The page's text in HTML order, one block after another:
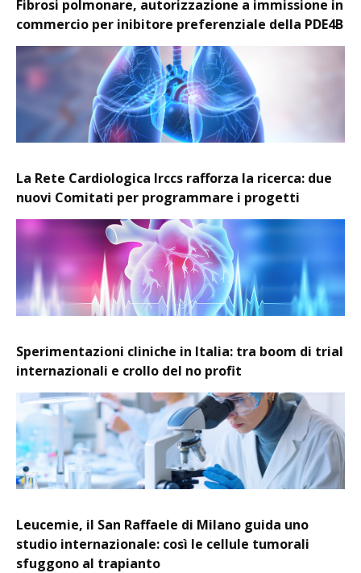
Fibrosi polmonare, autorizzazione a immissione in
commercio per inibitore preferenziale della PDE4B
La Rete Cardiologica Irccs rafforza la ricerca: due
nuovi Comitati per programmare i progetti
Sperimentazioni cliniche in Italia: tra boom di trial
internazionali e crollo del no profit
Leucemie, il San Raffaele di Milano guida uno
studio internazionale: così le cellule tumorali
sfuggono al trapianto